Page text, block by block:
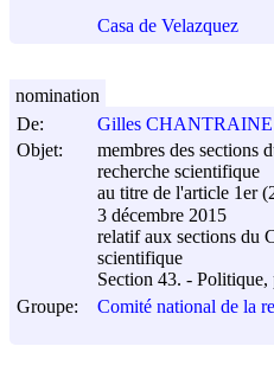
Casa de Velazquez
De:
Gilles CHANTRAINE
Objet:
membres des sections
recherche scientifique
au titre de l'article 1er
3 décembre 2015
relatif aux sections du
scientifique
Section 43. -
Groupe:
Comité national de la
nomination